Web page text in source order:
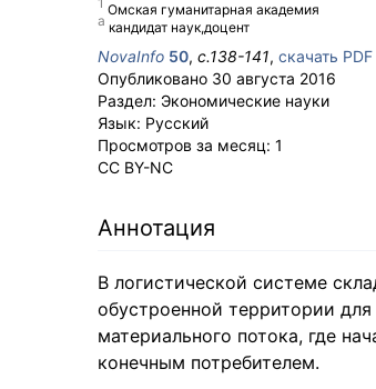
Омская гуманитарная академия
кандидат наук,доцент
NovaInfo 50, с.138-141, скачать PDF
Опубликовано 30 августа 2016
Раздел: Экономические науки
Язык: Русский
Просмотров за месяц: 1
CC BY-NC
Аннотация
В логистической системе
обустроенной территории
материального потока, где
конечным потребителем.